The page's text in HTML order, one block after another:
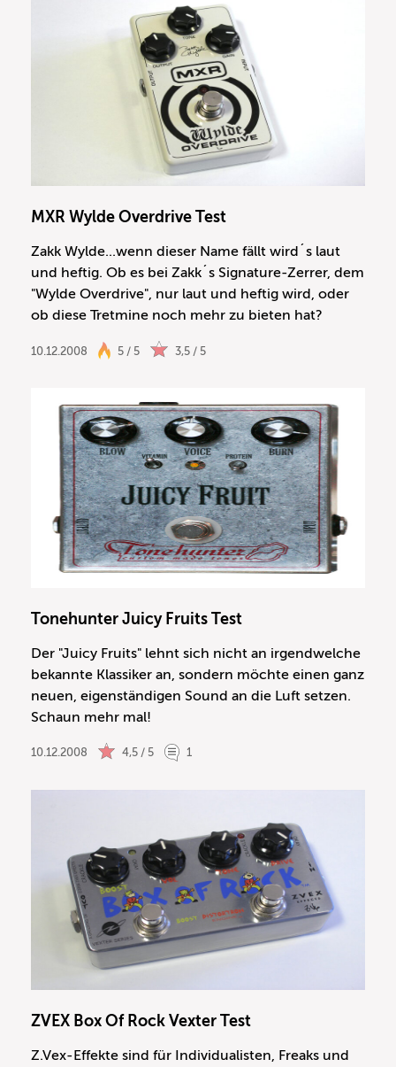
MXR Wylde Overdrive Test
Zakk Wylde...wenn dieser Name fällt wird´s laut
und heftig. Ob es bei Zakk´s Signature-Zerrer, dem
"Wylde Overdrive", nur laut und heftig wird, oder
ob diese Tretmine noch mehr zu bieten hat?
10.12.2008 5 / 5 3,5 / 5
Tonehunter Juicy Fruits Test
Der "Juicy Fruits" lehnt sich nicht an irgendwelche
bekannte Klassiker an, sondern möchte einen ganz
neuen, eigenständigen Sound an die Luft setzen.
Schaun mehr mal!
10.12.2008 4,5 / 5 1
ZVEX Box Of Rock Vexter Test
Z.Vex-Effekte sind für Individualisten, Freaks und